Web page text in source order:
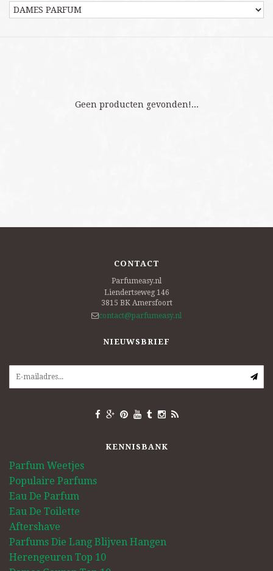
Geen producten gevonden!...
CONTACT
Parfumeasy.nl
Liendertseweg 146
3815 BK Amersfoort
contact@parfumeasy.nl
NIEUWSBRIEF
KENNISBANK
Parfum Weetjes
Populaire Parfums
Eau De Parfum
Eau De Toilette
Aftershave
Parfums Die Lang Blijven Hangen
Herengeuren Top 10